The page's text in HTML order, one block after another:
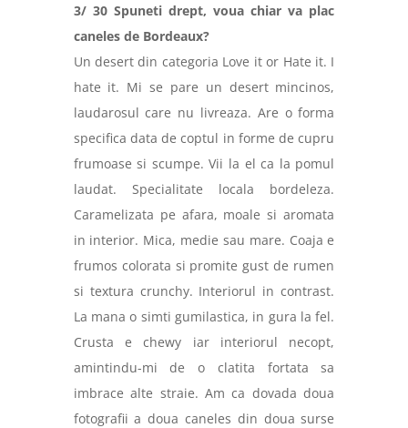
3/ 30 Spuneti drept, voua chiar va plac
caneles de Bordeaux?
Un desert din categoria Love it or Hate it. I
hate it. Mi se pare un desert mincinos,
laudarosul care nu livreaza. Are o forma
specifica data de coptul in forme de cupru
frumoase si scumpe. Vii la el ca la pomul
laudat. Specialitate locala bordeleza.
Caramelizata pe afara, moale si aromata
in interior. Mica, medie sau mare. Coaja e
frumos colorata si promite gust de rumen
si textura crunchy. Interiorul in contrast.
La mana o simti gumilastica, in gura la fel.
Crusta e chewy iar interiorul necopt,
amintindu-mi de o clatita fortata sa
imbrace alte straie. Am ca dovada doua
fotografii a doua caneles din doua surse